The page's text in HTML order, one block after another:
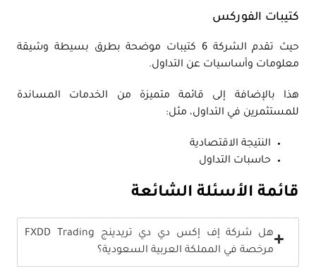
كتيبات الفوركس
حيث تقدم الشركة 6 كتيبات موضحة بطرق بسيطة وشيقة
معلومات وأساسيات عن التداول.
هذا بالإضافة إلى قائمة متميزة من الخدمات المساندة
للمستثمرين في التداول، مثل:
النتيجة الاقتصادية
حاسبات التداول
قائمة الأسئلة الشائعة
هل شركة إف إكس دي دي تريدينج FXDD Trading
مرخصة في المملكة العربية السعودية؟